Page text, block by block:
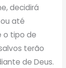
decidirá
até
o tipo de
terão
de Deus.